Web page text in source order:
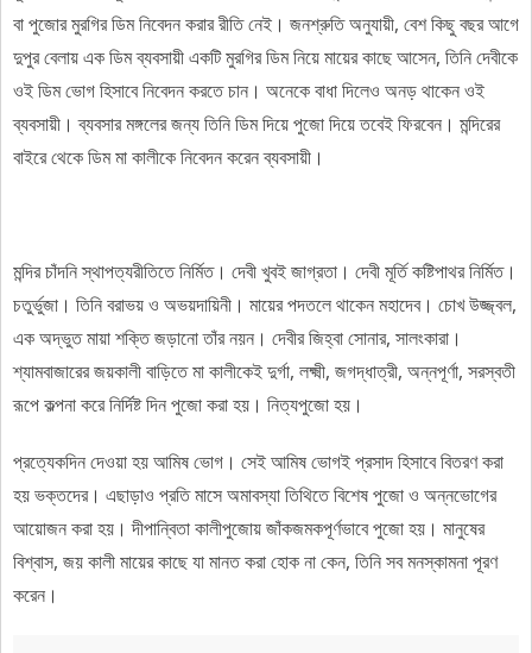
বা পুজোর মুরগির ডিম নিবেদন করার রীতি নেই। জনশ্রুতি অনুযায়ী, বেশ কিছু বছর আগে
দুপুর বেলায় এক ডিম ব্যবসায়ী একটি মুরগির ডিম নিয়ে মায়ের কাছে আসেন, তিনি দেবীকে
ওই ডিম ভোগ হিসাবে নিবেদন করতে চান। অনেকে বাধা দিলেও অনড় থাকেন ওই
ব্যবসায়ী। ব্যবসার মঙ্গলের জন্য তিনি ডিম দিয়ে পুজো দিয়ে তবেই ফিরবেন। মন্দিরের
বাইরে থেকে ডিম মা কালীকে নিবেদন করেন ব্যবসায়ী।
মন্দির চাঁদনি স্থাপত্যরীতিতে নির্মিত। দেবী খুবই জাগ্রতা। দেবী মূর্তি কষ্টিপাথর নির্মিত।
চতুর্ভুজা। তিনি বরাভয় ও অভয়দায়িনী। মায়ের পদতলে থাকেন মহাদেব। চোখ উজ্জ্বল,
এক অদ্ভুত মায়া শক্তি জড়ানো তাঁর নয়ন। দেবীর জিহ্বা সোনার, সালংকারা।
শ্যামবাজারের জয়কালী বাড়িতে মা কালীকেই দুর্গা, লক্ষ্মী, জগদ্ধাত্রী, অন্নপূর্ণা, সরস্বতী
রূপে কল্পনা করে নির্দিষ্ট দিন পুজো করা হয়। নিত্যপুজো হয়।
প্রত্যেকদিন দেওয়া হয় আমিষ ভোগ। সেই আমিষ ভোগই প্রসাদ হিসাবে বিতরণ করা
হয় ভক্তদের। এছাড়াও প্রতি মাসে অমাবস্যা তিথিতে বিশেষ পুজো ও অন্নভোগের
আয়োজন করা হয়। দীপান্বিতা কালীপুজোয় জাঁকজমকপূর্ণভাবে পুজো হয়। মানুষের
বিশ্বাস, জয় কালী মায়ের কাছে যা মানত করা হোক না কেন, তিনি সব মনস্কামনা পূরণ
করেন।